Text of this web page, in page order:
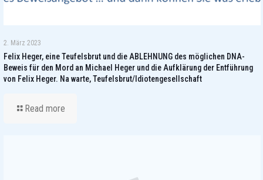
2. März 2023
Felix Heger, eine Teufelsbrut und die ABLEHNUNG des möglichen DNA-
Beweis für den Mord an Michael Heger und die Aufklärung der Entführung
von Felix Heger. Na warte, Teufelsbrut/Idiotengesellschaft
Read more